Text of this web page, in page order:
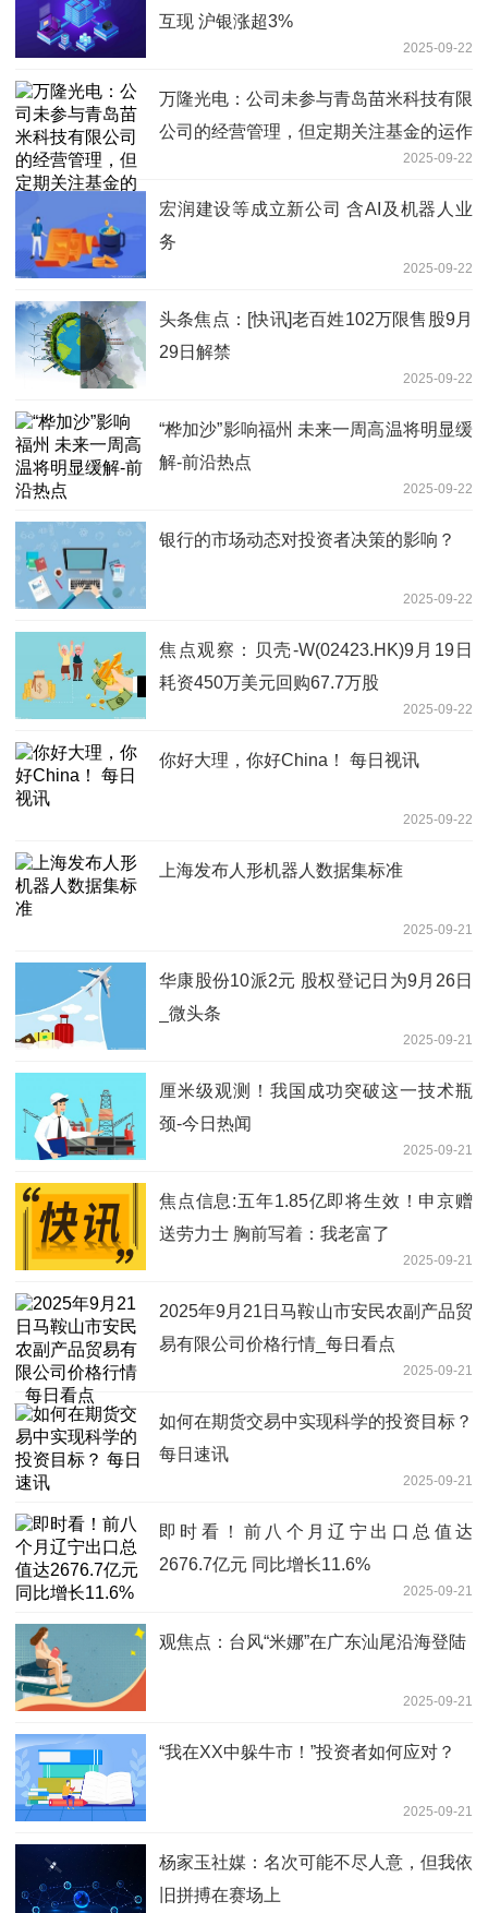
互现 沪银涨超3%
2025-09-22
万隆光电：公司未参与青岛苗米科技有限
公司的经营管理，但定期关注基金的运作
2025-09-22
宏润建设等成立新公司 含AI及机器人业
务
2025-09-22
头条焦点：[快讯]老百姓102万限售股9月
29日解禁
2025-09-22
“桦加沙”影响福州 未来一周高温将明显缓
解-前沿热点
2025-09-22
银行的市场动态对投资者决策的影响？
2025-09-22
焦点观察：贝壳-W(02423.HK)9月19日
耗资450万美元回购67.7万股
2025-09-22
你好大理，你好China！ 每日视讯
2025-09-22
上海发布人形机器人数据集标准
2025-09-21
华康股份10派2元 股权登记日为9月26日
_微头条
2025-09-21
厘米级观测！我国成功突破这一技术瓶
颈-今日热闻
2025-09-21
焦点信息:五年1.85亿即将生效！申京赠
送劳力士 胸前写着：我老富了
2025-09-21
2025年9月21日马鞍山市安民农副产品贸
易有限公司价格行情_每日看点
2025-09-21
如何在期货交易中实现科学的投资目标？
每日速讯
2025-09-21
即时看！前八个月辽宁出口总值达
2676.7亿元 同比增长11.6%
2025-09-21
观焦点：台风“米娜”在广东汕尾沿海登陆
2025-09-21
“我在XX中躲牛市！”投资者如何应对？
2025-09-21
杨家玉社媒：名次可能不尽人意，但我依
旧拼搏在赛场上